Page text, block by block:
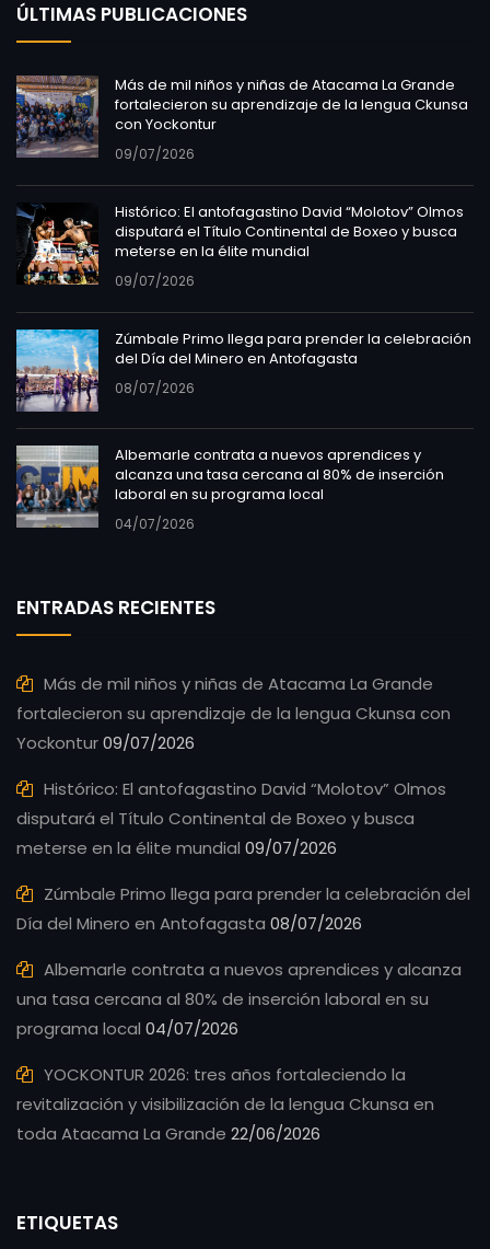
ÚLTIMAS PUBLICACIONES
Más de mil niños y niñas de Atacama La Grande
fortalecieron su aprendizaje de la lengua Ckunsa
con Yockontur
09/07/2026
Histórico: El antofagastino David “Molotov” Olmos
disputará el Título Continental de Boxeo y busca
meterse en la élite mundial
09/07/2026
Zúmbale Primo llega para prender la celebración
del Día del Minero en Antofagasta
08/07/2026
Albemarle contrata a nuevos aprendices y
alcanza una tasa cercana al 80% de inserción
laboral en su programa local
04/07/2026
ENTRADAS RECIENTES
Más de mil niños y niñas de Atacama La Grande
fortalecieron su aprendizaje de la lengua Ckunsa con
Yockontur09/07/2026
Histórico: El antofagastino David “Molotov” Olmos
disputará el Título Continental de Boxeo y busca
meterse en la élite mundial 09/07/2026
Zúmbale Primo llega para prender la celebración del
Día del Minero en Antofagasta 08/07/2026
Albemarle contrata a nuevos aprendices y alcanza
una tasa cercana al 80% de inserción laboral en su
programa local 04/07/2026
YOCKONTUR 2026: tres años fortaleciendo la
revitalización y visibilización de la lengua Ckunsa en
toda Atacama La Grande 22/06/2026
ETIQUETAS